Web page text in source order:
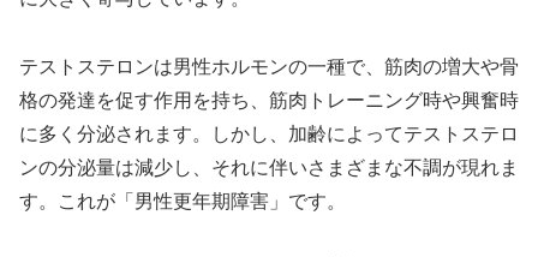
テストステロンは男性ホルモンの一種で、筋肉の増大や骨
格の発達を促す作用を持ち、筋肉トレーニング時や興奮時
に多く分泌されます。しかし、加齢によってテストステロ
ンの分泌量は減少し、それに伴いさまざまな不調が現れま
す。これが「男性更年期障害」です。